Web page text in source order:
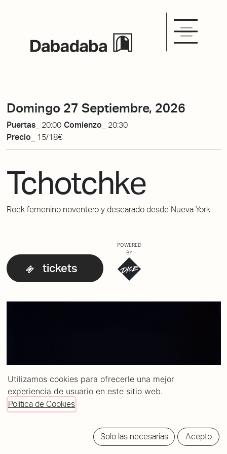
Domingo 27 Septiembre, 2026
Puertas_ 20:00 Comienzo_ 20:30
Precio_
15/18€
Tchotchke
Rock femenino noventero y descarado desde Nueva York.
tickets
POWERED
BY
Utilizamos cookies para ofrecerle una mejor
experiencia de usuario en este sitio web.
Política de Cookies
Solo las necesarias Acepto